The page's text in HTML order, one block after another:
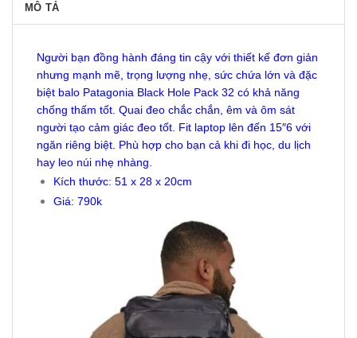
MÔ TẢ
Người bạn đồng hành đáng tin cậy với thiết kế đơn giản
nhưng mạnh mẽ, trọng lượng nhẹ, sức chứa lớn và đặc
biệt balo Patagonia Black Hole Pack 32 có khả năng
chống thấm tốt. Quai đeo chắc chắn, êm và ôm sát
người tạo cảm giác đeo tốt. Fit laptop lên đến 15″6 với
ngăn riêng biệt. Phù hợp cho bạn cả khi đi học, du lịch
hay leo núi nhẹ nhàng.
Kích thước: 51 x 28 x 20cm
Giá: 790k